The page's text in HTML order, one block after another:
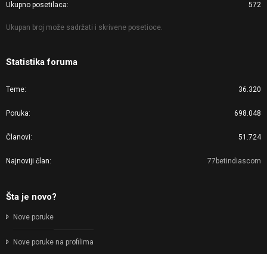
Ukupno posetilaca 572
Ukupan broj može sadržati i skrivene posetioce.
Statistika foruma
Teme 36.320
Poruka 698.048
Članovi 51.724
Najnoviji član 77betindiascom
Šta je novo?
Nove poruke
Nove poruke na profilima